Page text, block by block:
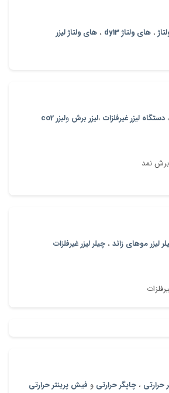
، های ولتاژ dy13 ، های ولتاژ لیزر
، دستگاه لیزر غیرفلزات ،لیزر برش ولیزر co2
نمد
لیزر موهای زائد ، چیلر لیزر غیرفلزات
حرارتی ، چاپگر حرارتی و فیش پرینتر حرارتی